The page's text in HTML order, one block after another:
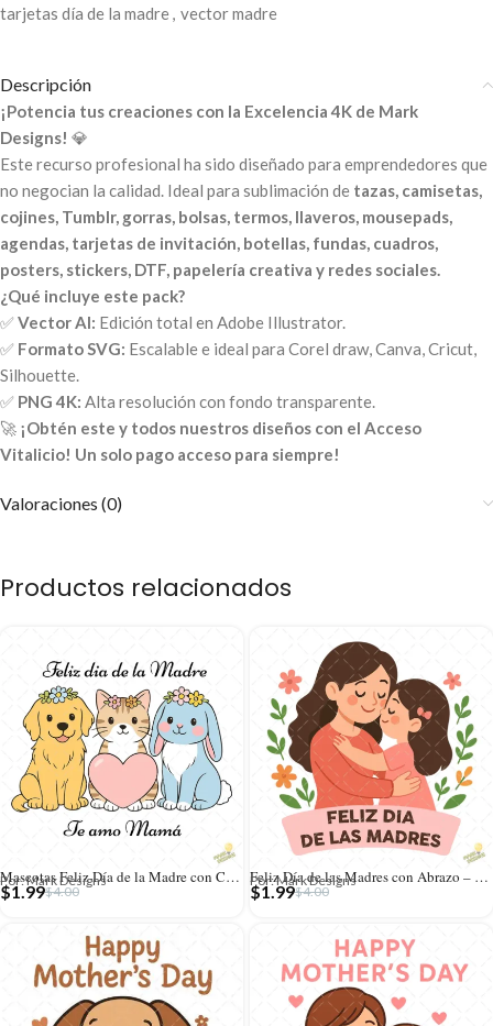
tarjetas día de la madre, vector madre
Descripción
¡Potencia tus creaciones con la Excelencia 4K de Mark
Designs! 💎
Este recurso profesional ha sido diseñado para emprendedores que
no negocian la calidad. Ideal para sublimación de tazas, camisetas,
cojines, Tumblr, gorras, bolsas, termos, llaveros, mousepads,
agendas, tarjetas de invitación, botellas, fundas, cuadros,
posters, stickers, DTF, papelería creativa y redes sociales.
¿Qué incluye este pack?
✅Vector AI: Edición total en Adobe Illustrator.
✅ Formato SVG: Escalable e ideal para Corel draw, Canva, Cricut,
Silhouette.
✅ PNG 4K: Alta resolución con fondo transparente.
🚀 ¡Obtén este y todos nuestros diseños con el Acceso
Vitalicio! Un solo pago acceso para siempre!
Valoraciones (0)
Productos relacionados
Mascotas Feliz Día de la Madre con Corazón – Diseño Vectorial y PNG 4K
Por: Mark Designs
$4.00
$1.99
Feliz Día de las Madres con Abrazo – Diseño Vectorial y PNG 4K
Por: Mark Designs
$4.00
$1.99